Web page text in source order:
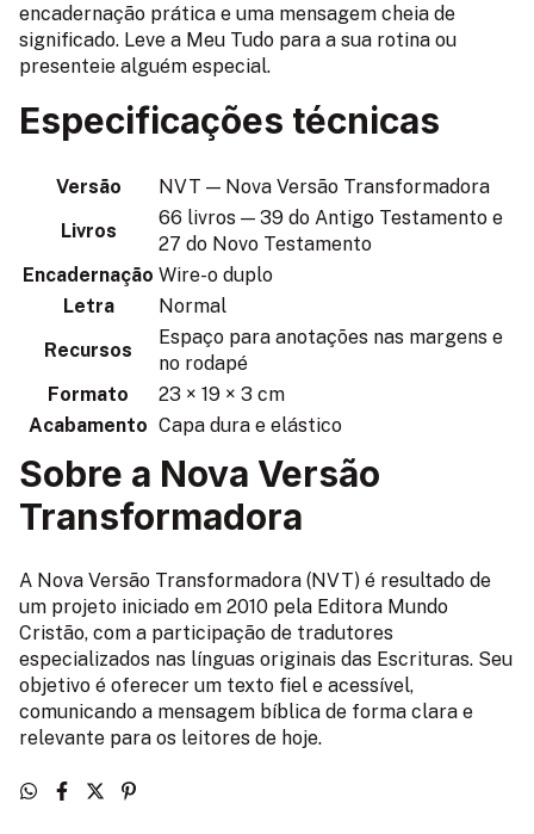
encadernação prática e uma mensagem cheia de
significado. Leve a Meu Tudo para a sua rotina ou
presenteie alguém especial.
Especificações técnicas
Versão
NVT — Nova Versão Transformadora
Livros
66 livros — 39 do Antigo Testamento e
27 do Novo Testamento
Encadernação Wire-o duplo
Letra
Normal
Recursos
Espaço para anotações nas margens e
no rodapé
Formato
23 × 19 × 3 cm
Acabamento Capa dura e elástico
Sobre a Nova Versão
Transformadora
A Nova Versão Transformadora (NVT) é resultado de
um projeto iniciado em 2010 pela Editora Mundo
Cristão, com a participação de tradutores
especializados nas línguas originais das Escrituras. Seu
objetivo é oferecer um texto fiel e acessível,
comunicando a mensagem bíblica de forma clara e
relevante para os leitores de hoje.